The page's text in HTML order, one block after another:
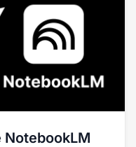
NotebookLM